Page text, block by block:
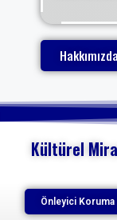
Hakkımızda
Kültürel
Önleyici Koruma